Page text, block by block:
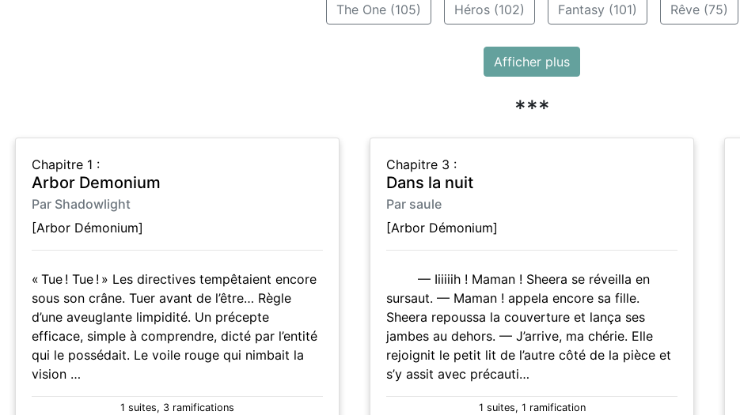
The One (105) Héros (102) Fantasy (101) Rêve (75)
Afficher plus
***
Chapitre 1 :
Arbor Demonium
Par Shadowlight
[Arbor Démonium]
« Tue ! Tue ! » Les directives tempêtaient encore
sous son crâne. Tuer avant de l’être… Règle
d’une aveuglante limpidité. Un précepte
efficace, simple à comprendre, dicté par l’entité
qui le possédait. Le voile rouge qui nimbait la
vision …
1 suites, 3 ramifications
Chapitre 3 :
Dans la nuit
Par saule
[Arbor Démonium]
— Iiiiiih ! Maman ! Sheera se réveilla en
sursaut. — Maman ! appela encore sa fille.
Sheera repoussa la couverture et lança ses
jambes au dehors. — J’arrive, ma chérie. Elle
rejoignit le petit lit de l’autre côté de la pièce et
s’y assit avec précauti…
1 suites, 1 ramification